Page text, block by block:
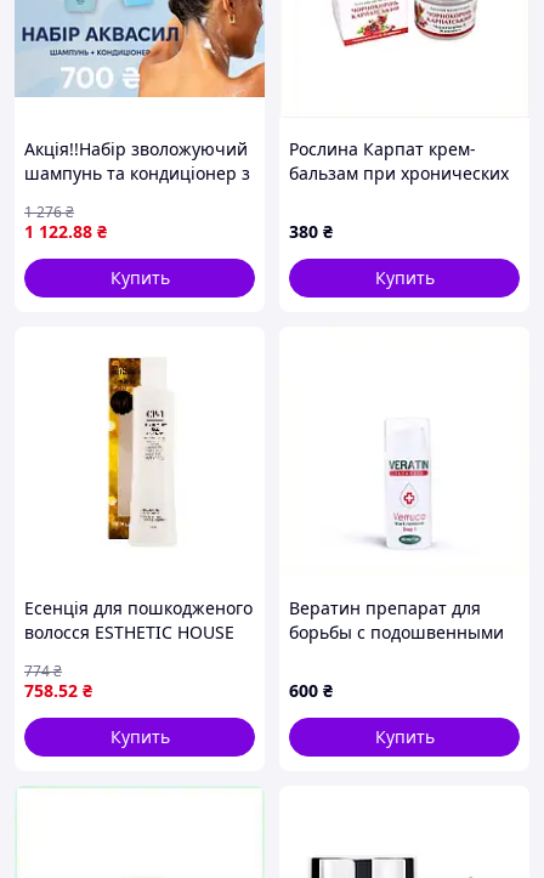
Акція!!Набір зволожуючий
шампунь та кондиціонер з
Complex Intense Moisture
500ml
1 122.88 ₴
1 276₴
Купить
Рослина Карпат крем-
бальзам при хронических
380 ₴
Купить
Есенція для пошкодженого
волосся ESTHETIC HOUSE
Essence , 150 мл
758.52 ₴
774₴
Купить
Вератин препарат для
борьбы с подошвенными
600 ₴
Купить